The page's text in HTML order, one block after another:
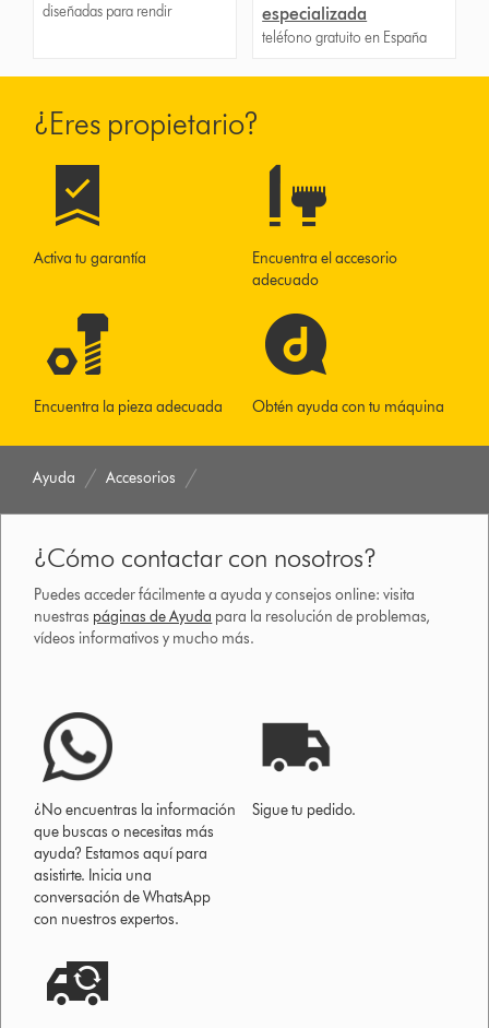
diseñadas para rendir
especializada
teléfono gratuito en España
¿Eres propietario?
Activa tu garantía
Encuentra el accesorio
adecuado
Encuentra la pieza adecuada Obtén ayuda con tu máquina
Ayuda Accesorios
¿Cómo contactar con nosotros?
Puedes acceder fácilmente a ayuda y consejos online: visita
nuestras páginas de Ayuda para la resolución de problemas,
vídeos informativos y mucho más.
¿No encuentras la información
que buscas o necesitas más
ayuda? Estamos aquí para
asistirte. Inicia una
conversación de WhatsApp
con nuestros expertos.
Sigue tu pedido.